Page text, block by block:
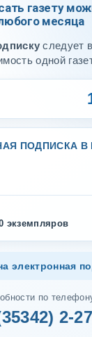
газету
месяца
следует
одной
ПОДПИСКА В
экземпляров
электронная
по
2-